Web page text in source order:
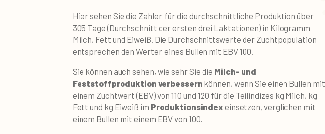
Hier sehen Sie die Zahlen für die durchschnittliche Produktion über
305 Tage (Durchschnitt der ersten drei Laktationen) in Kilogramm
Milch, Fett und Eiweiß. Die Durchschnittswerte der Zuchtpopulation
entsprechen den Werten eines Bullen mit EBV 100.
Sie können auch sehen, wie sehr Sie die Milch- und
Feststoffproduktion verbessern können, wenn Sie einen Bullen mit
einem Zuchtwert (EBV) von 110 und 120 für die Teilindizes kg Milch, kg
Fett und kg Eiweiß im Produktionsindex einsetzen, verglichen mit
einem Bullen mit einem EBV von 100.